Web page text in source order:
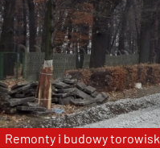
Remonty i budowy torowisk